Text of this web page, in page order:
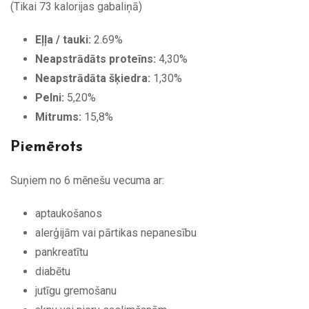
(Tikai 73 kalorijas gabaliņā)
Eļļa / tauki: 2.69%
Neapstrādāts proteīns: 4,30%
Neapstrādāta šķiedra: 1,30%
Pelni: 5,20%
Mitrums: 15,8%
Piemērots
Suņiem no 6 mēnešu vecuma ar:
aptaukošanos
alerģijām vai pārtikas nepanesību
pankreatītu
diabētu
jutīgu gremošanu